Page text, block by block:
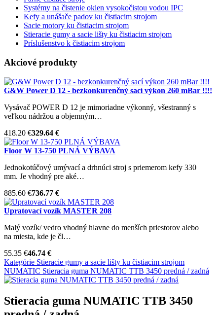
Systémy na čistenie okien vysokočistou vodou IPC
Kefy a unášače padov ku čistiacim strojom
Sacie motory ku čistiacim strojom
Stieracie gumy a sacie lišty ku čistiacim strojom
Príslušenstvo k čistiacim strojom
Akciové produkty
G&W Power D 12 - bezkonkurenčný sací výkon 260 mBar !!!!
Vysávač POWER D 12 je mimoriadne výkonný, všestranný s
veľkou nádržou a objemným…
418.20 €329.64 €
Floor W 13-750 PLNÁ VÝBAVA
Jednokotúčový umývací a drhnúci stroj s priemerom kefy 330
mm. Je vhodný pre aké…
885.60 €736.77 €
Upratovací vozík MASTER 208
Malý vozík/ vedro vhodný hlavne do menších priestorov alebo
na miesta, kde je čl…
55.35 €46.74 €
Kategórie Stieracie gumy a sacie lišty ku čistiacim strojom
NUMATIC Stieracia guma NUMATIC TTB 3450 predná / zadná
Stieracia guma NUMATIC TTB 3450